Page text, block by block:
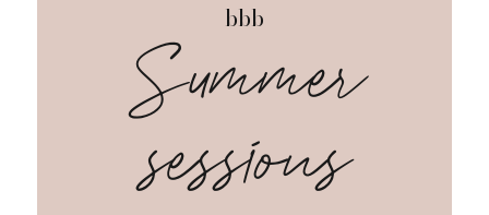
bbb
Summer
sessions